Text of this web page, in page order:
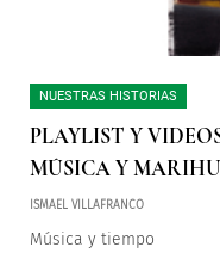
NUESTRAS HISTORIAS
PLAYLIST Y
MÚSICA Y
ISMAEL VILLAFRANCO
Música y tiempo